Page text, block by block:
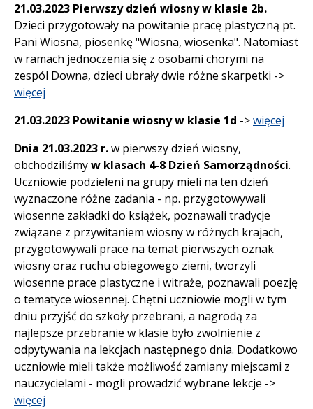
21.03.2023 Pierwszy dzień wiosny w klasie 2b.
Dzieci przygotowały na powitanie pracę plastyczną pt.
Pani Wiosna, piosenkę "Wiosna, wiosenka". Natomiast
w ramach jednoczenia się z osobami chorymi na
zespól Downa, dzieci ubrały dwie różne skarpetki ->
więcej
21.03.2023 Powitanie wiosny w klasie 1d ->więcej
Dnia 21.03.2023 r.w pierwszy dzień wiosny,
obchodziliśmyw klasach 4-8 Dzień Samorządności.
Uczniowie podzieleni na grupy mieli na ten dzień
wyznaczone różne zadania - np. przygotowywali
wiosenne zakładki do książek, poznawali tradycje
związane z przywitaniem wiosny w różnych krajach,
przygotowywali prace na temat pierwszych oznak
wiosny oraz ruchu obiegowego ziemi, tworzyli
wiosenne prace plastyczne i witraże, poznawali poezję
o tematyce wiosennej. Chętni uczniowie mogli w tym
dniu przyjść do szkoły przebrani, a nagrodą za
najlepsze przebranie w klasie było zwolnienie z
odpytywania na lekcjach następnego dnia. Dodatkowo
uczniowie mieli także możliwość zamiany miejscami z
nauczycielami - mogli prowadzić wybrane lekcje ->
więcej